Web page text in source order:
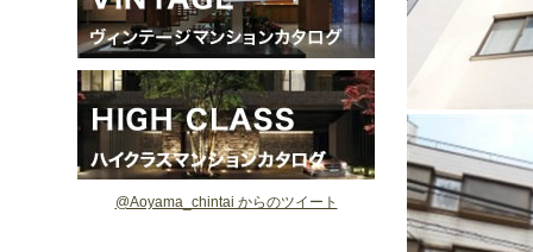
@Aoyama_chintai からのツイート